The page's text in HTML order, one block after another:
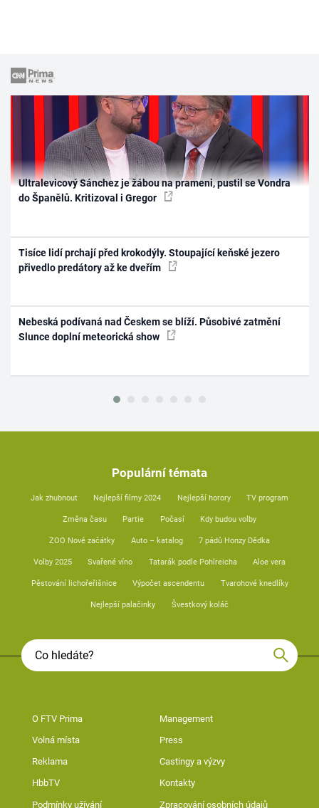
Ultralevicový Sánchez je žábou na prameni, pustil se Vondra
do Španělů. Kritizoval i Gregor
Tisíce lidí prchají před krokodýly. Stoupající keňské jezero
přivedlo predátory až ke dveřím
Nebeská podívaná nad Českem se blíží. Působivé zatmění
Slunce doplní meteorická show
Populární témata
Jak zhubnout Nejlepší filmy 2024 Nejlepší horory TV program
Změna času Partie Počasí Kdy budou volby
ZOO Nové začátky Auto – katalog 7 pádů Honzy Dědka
Volby 2025 Svařené víno Tatarák podle Pohlreicha Aloe vera
Pěstování lichořeřišnice Výpočet ascendentu Tvarohové knedlíky
Nejlepší palačinky Švestkový koláč
O FTV Prima Management
Volná místa Press
Reklama Castingy a výzvy
HbbTV Kontakty
Podmínky užívání Zpracování osobních údajů